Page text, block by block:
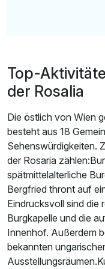
Top-
der Rosalia
Die östlich von Wien
besteht aus 18
Sehenswürdigkeiten.
der Rosaria
spätmittelalterliche
Bergfried thront auf
Eindrucksvoll sind die
Burgkapelle und die
Innenhof. Außerdem
bekannten